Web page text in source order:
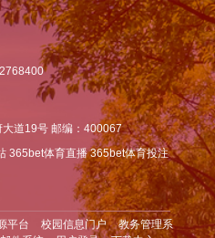
道19号 邮编：400067
365bet体育直播 365bet体育投注
平台 校园信息门户
教务管理系